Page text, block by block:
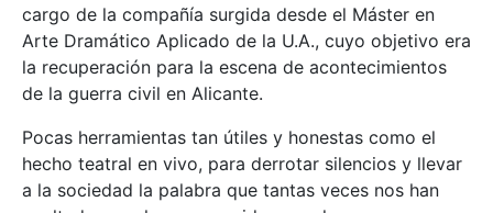
cargo de la compañía surgida desde el Máster en
Arte Dramático Aplicado de la U.A., cuyo objetivo era
la recuperación para la escena de acontecimientos
de la guerra civil en Alicante.
Pocas herramientas tan útiles y honestas como el
hecho teatral en vivo, para derrotar silencios y llevar
a la sociedad la palabra que tantas veces nos han